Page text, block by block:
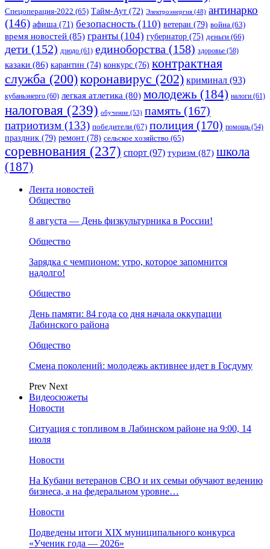
Спецоперация-2022 (65) Тайм-Аут (72) Электроэнергия (48) антинарко
(146) афиша (71) безопасность (110) ветеран (79) война (63)
время новостей (85) гранты (104) губернатор (75) деньги (66)
дети (152) дзюдо (61) единоборства (158) здоровье (58)
казаки (86) карантин (74) конкурс (76) контрактная
служба (200)коронавирус (202) криминал (93)
кубаньэнерго (60) легкая атлетика (80) молодежь (184) налоги (61)
налоговая (239) обучение (53) память (167)
патриотизм (133) победители (67) полиция (170) помощь (54)
праздник (79) ремонт (78) сельское хозяйство (65)
соревнования (237) спорт (97) туризм (87) школа
(187)
Лента новостей
Общество
8 августа — День физкультурника в России!
Общество
Зарядка с чемпионом: утро, которое запомнится
надолго!
Общество
День памяти: 84 года со дня начала оккупации
Лабинского района
Общество
Смена поколений: молодежь активнее идет в Госдуму
Prev Next
Видеосюжеты
Новости
Ситуация с топливом в Лабинском районе на 9:00, 14
июля
Новости
На Кубани ветеранов СВО и их семьи обучают ведению
бизнеса, а на федеральном уровне…
Новости
Подведены итоги XIX муниципального конкурса
«Ученик года — 2026»